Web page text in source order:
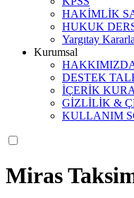
HAKİMLİK
HUKUK
Yargıtay
Kurumsal
DESTEK
İÇERİK
GİZLİLİK &
KULLANIM
Miras